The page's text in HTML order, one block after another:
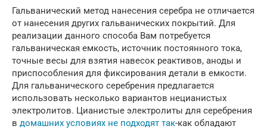
Гальванический метод нанесения серебра не отличается
от нанесения других гальванических покрытий. Для
реализации данного способа Вам потребуется
гальваническая емкость, источник постоянного тока,
точные весы для взятия навесок реактивов, аноды и
приспособления для фиксирования детали в емкости.
Для гальванического серебрения предлагается
использовать несколько вариантов нецианистых
электролитов. Цианистые электролиты для серебрения
в домашних условиях не подходят так-как обладают